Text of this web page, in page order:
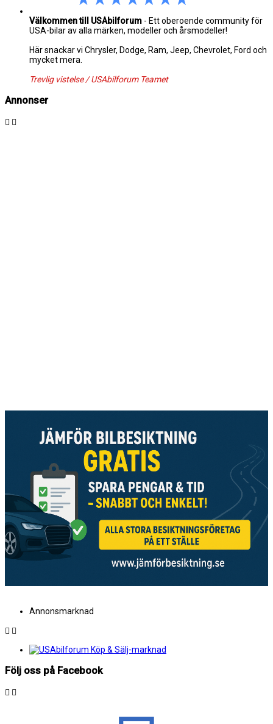
Välkommen till USAbilforum - Ett oberoende community för
USA-bilar av alla märken, modeller och årsmodeller!
Här snackar vi Chrysler, Dodge, Ram, Jeep, Chevrolet, Ford och
mycket mera.
Trevlig vistelse / USAbilforum Teamet
Annonser
Annonsmarknad
Följ oss på Facebook